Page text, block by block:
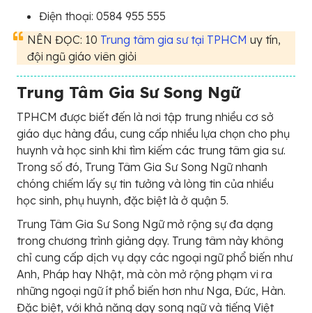
Điện thoại: 0584 955 555
NÊN ĐỌC: 10 Trung tâm gia sư tại TPHCM uy tín,
đội ngũ giáo viên giỏi
Trung Tâm Gia Sư Song Ngữ
TPHCM được biết đến là nơi tập trung nhiều cơ sở
giáo dục hàng đầu, cung cấp nhiều lựa chọn cho phụ
huynh và học sinh khi tìm kiếm các trung tâm gia sư.
Trong số đó, Trung Tâm Gia Sư Song Ngữ nhanh
chóng chiếm lấy sự tin tưởng và lòng tin của nhiều
học sinh, phụ huynh, đặc biệt là ở quận 5.
Trung Tâm Gia Sư Song Ngữ mở rộng sự đa dạng
trong chương trình giảng dạy. Trung tâm này không
chỉ cung cấp dịch vụ dạy các ngoại ngữ phổ biến như
Anh, Pháp hay Nhật, mà còn mở rộng phạm vi ra
những ngoại ngữ ít phổ biến hơn như Nga, Đức, Hàn.
Đặc biệt, với khả năng dạy song ngữ và tiếng Việt